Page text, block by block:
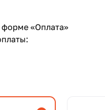
«Оплата»